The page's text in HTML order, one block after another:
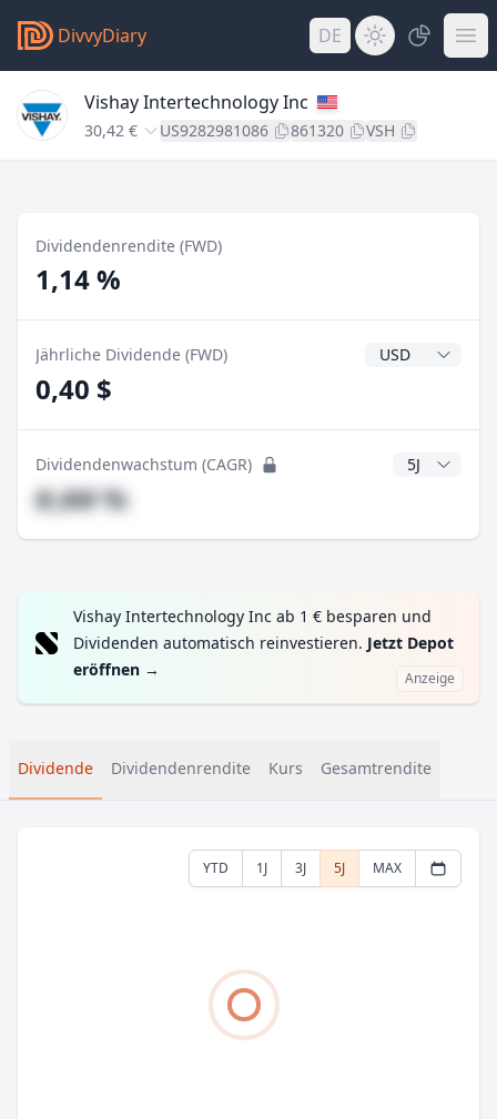
DivvyDiary DE
Vishay Intertechnology Inc
30,42 € US9282981086 861320 VSH
Dividendenrendite (FWD)
1,14 %
Jährliche Dividende (FWD)
0,40 $
Dividendenwachstum (CAGR) CAGR Jahre
#,## %
Vishay Intertechnology Inc ab 1 € besparen und
Dividenden automatisch reinvestieren. Jetzt Depot
eröffnen → Anzeige
Dividende Dividendenrendite Kurs Gesamtrendite
YTD 1J 3J 5J MAX